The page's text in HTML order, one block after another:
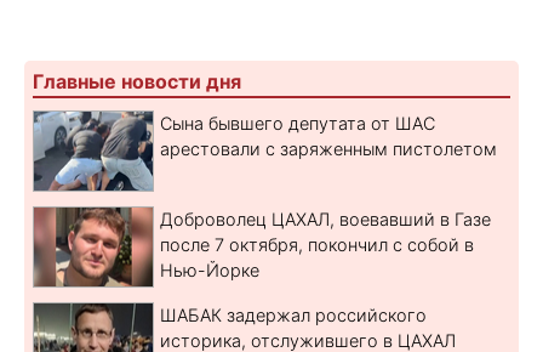
Главные новости дня
Сына бывшего депутата от ШАС
арестовали с заряженным пистолетом
Доброволец ЦАХАЛ, воевавший в Газе
после 7 октября, покончил с собой в
Нью-Йорке
ШАБАК задержал российского
историка, отслужившего в ЦАХАЛ